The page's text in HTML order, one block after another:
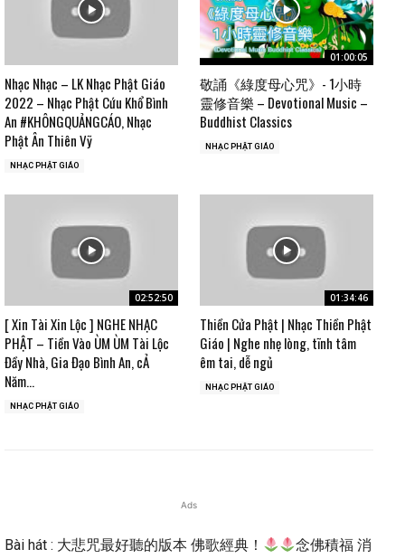
Nhạc Nhạc – LK Nhạc Phật Giáo
2022 – Nhạc Phật Cứu Khổ Bình
An #KHÔNGQUẢNGCÁO, Nhạc
Phật Ân Thiên Vỹ
NHẠC PHẬT GIÁO
01:00:05
敬誦《綠度母心咒》- 1小時
靈修音樂 – Devotional Music –
Buddhist Classics
NHẠC PHẬT GIÁO
02:52:50
[ Xin Tài Xin Lộc ] NGHE NHẠC
PHẬT – Tiền Vào ÙM ÙM Tài Lộc
Đầy Nhà, Gia Đạo Bình An, cẢ
Năm...
NHẠC PHẬT GIÁO
01:34:46
Thiền Cửa Phật | Nhạc Thiền Phật
Giáo | Nghe nhẹ lòng, tĩnh tâm
êm tai, dễ ngủ
NHẠC PHẬT GIÁO
Ads
Bài hát : 大悲咒最好聽的版本 佛歌經典！
念佛積福 消